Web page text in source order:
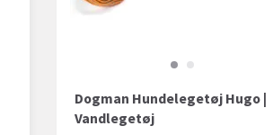
Dogman Hundelegetøj Hugo |
Vandlegetøj